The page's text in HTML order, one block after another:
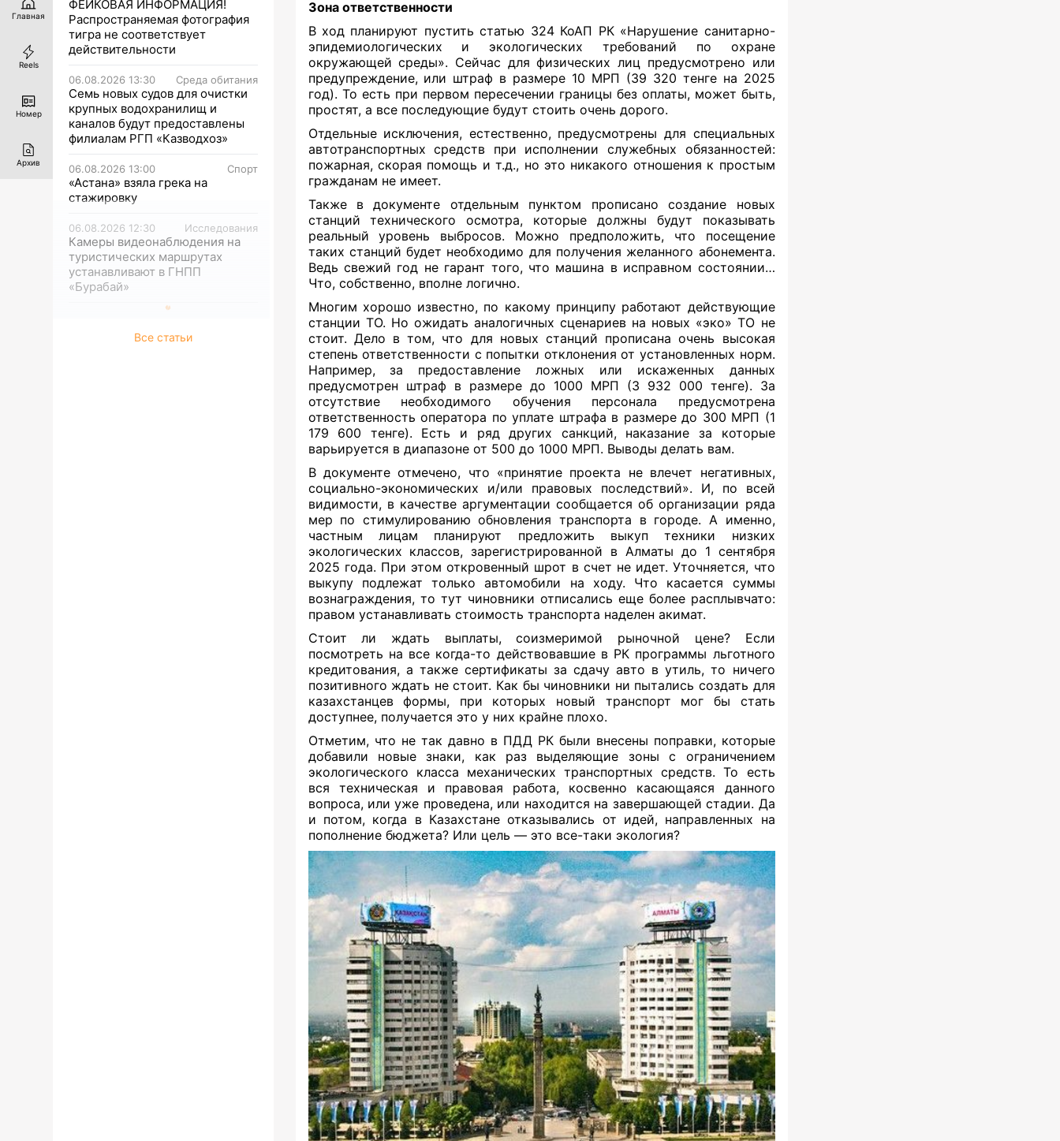
ФЕЙКОВАЯ ИНФОРМАЦИЯ!
Распространяемая фотография
тигра не соответствует
действительности
06.08.2026 13:30 Среда обитания
Семь новых судов для очистки
крупных водохранилищ и
каналов будут предоставлены
филиалам РГП «Казводхоз»
06.08.2026 13:00 Спорт
«Астана» взяла грека на
стажировку
06.08.2026 12:30 Исследования
Камеры видеонаблюдения на
туристических маршрутах
устанавливают в ГНПП
«Бурабай»
Все статьи
Зона ответственности
В ход планируют пустить статью 324 КоАП РК «Нарушение санитарно-
эпидемиологических и экологических требований по охране
окружающей среды». Сейчас для физических лиц предусмотрено или
предупреждение, или штраф в размере 10 МРП (39 320 тенге на 2025
год). То есть при первом пересечении границы без оплаты, может быть,
простят, а все последующие будут стоить очень дорого.
Отдельные исключения, естественно, предусмотрены для специальных
автотранспортных средств при исполнении служебных обязанностей:
пожарная, скорая помощь и т.д., но это никакого отношения к простым
гражданам не имеет.
Также в документе отдельным пунктом прописано создание новых
станций технического осмотра, которые должны будут показывать
реальный уровень выбросов. Можно предположить, что посещение
таких станций будет необходимо для получения желанного абонемента.
Ведь свежий год не гарант того, что машина в исправном состоянии…
Что, собственно, вполне логично.
Многим хорошо известно, по какому принципу работают действующие
станции ТО. Но ожидать аналогичных сценариев на новых «эко» ТО не
стоит. Дело в том, что для новых станций прописана очень высокая
степень ответственности с попытки отклонения от установленных норм.
Например, за предоставление ложных или искаженных данных
предусмотрен штраф в размере до 1000 МРП (3 932 000 тенге). За
отсутствие необходимого обучения персонала предусмотрена
ответственность оператора по уплате штрафа в размере до 300 МРП (1
179 600 тенге). Есть и ряд других санкций, наказание за которые
варьируется в диапазоне от 500 до 1000 МРП. Выводы делать вам.
В документе отмечено, что «принятие проекта не влечет негативных,
социально-экономических и/или правовых последствий». И, по всей
видимости, в качестве аргументации сообщается об организации ряда
мер по стимулированию обновления транспорта в городе. А именно,
частным лицам планируют предложить выкуп техники низких
экологических классов, зарегистрированной в Алматы до 1 сентября
2025 года. При этом откровенный шрот в счет не идет. Уточняется, что
выкупу подлежат только автомобили на ходу. Что касается суммы
вознаграждения, то тут чиновники отписались еще более расплывчато:
правом устанавливать стоимость транспорта наделен акимат.
Стоит ли ждать выплаты, соизмеримой рыночной цене? Если
посмотреть на все когда-то действовавшие в РК программы льготного
кредитования, а также сертификаты за сдачу авто в утиль, то ничего
позитивного ждать не стоит. Как бы чиновники ни пытались создать для
казахстанцев формы, при которых новый транспорт мог бы стать
доступнее, получается это у них крайне плохо.
Отметим, что не так давно в ПДД РК были внесены поправки, которые
добавили новые знаки, как раз выделяющие зоны с ограничением
экологического класса механических транспортных средств. То есть
вся техническая и правовая работа, косвенно касающаяся данного
вопроса, или уже проведена, или находится на завершающей стадии. Да
и потом, когда в Казахстане отказывались от идей, направленных на
пополнение бюджета? Или цель — это все-таки экология?
Главная
Reels
Номер
Архив